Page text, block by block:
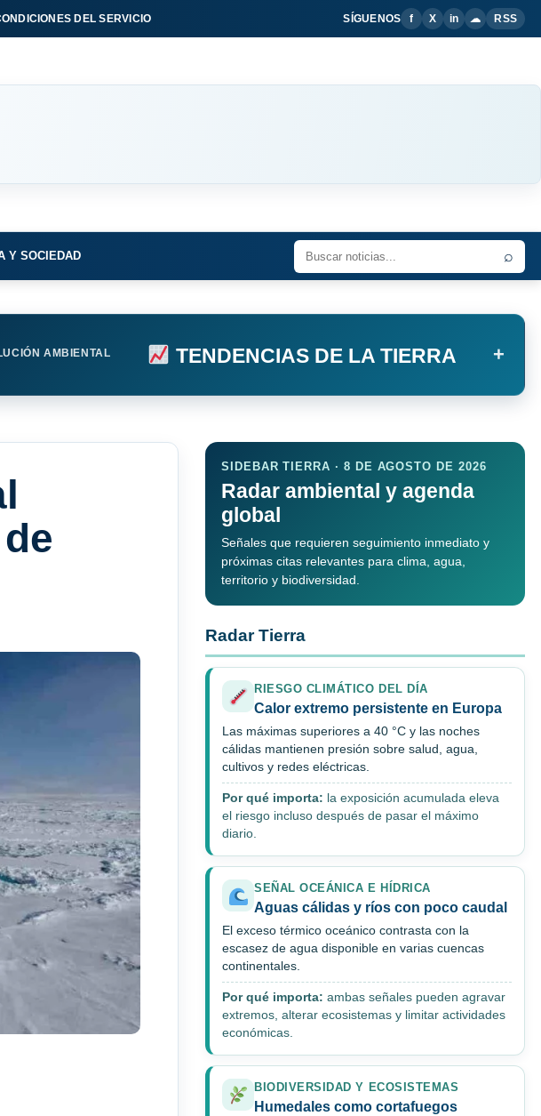
DEL SERVICIO SÍGUENOS f X in ☁ RSS
Y SOCIEDAD ⌕
AMBIENTAL TENDENCIAS DE LA TIERRA +
SIDEBAR TIERRA · 8 DE AGOSTO DE 2026
Radar ambiental y agenda
global
Señales que requieren seguimiento inmediato y
próximas citas relevantes para clima, agua,
territorio y biodiversidad.
Radar Tierra
RIESGO CLIMÁTICO DEL DÍA
Calor extremo persistente en Europa
Las máximas superiores a 40 °C y las noches
cálidas mantienen presión sobre salud, agua,
cultivos y redes eléctricas.
Por qué importa: la exposición acumulada eleva
el riesgo incluso después de pasar el máximo
diario.
SEÑAL OCEÁNICA E HÍDRICA
Aguas cálidas y ríos con poco caudal
El exceso térmico oceánico contrasta con la
escasez de agua disponible en varias cuencas
continentales.
Por qué importa: ambas señales pueden agravar
extremos, alterar ecosistemas y limitar actividades
económicas.
BIODIVERSIDAD Y ECOSISTEMAS
Humedales como cortafuegos